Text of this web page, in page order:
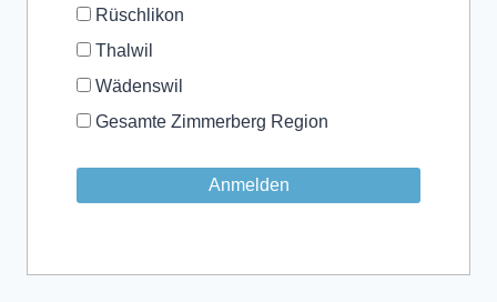
Rüschlikon
Thalwil
Wädenswil
Gesamte Zimmerberg Region